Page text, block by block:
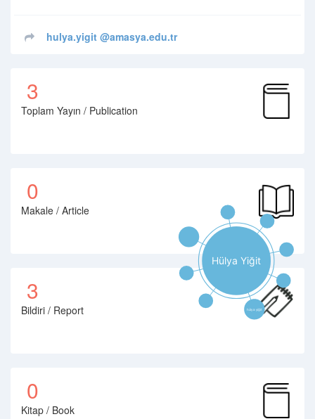
hulya.yigit @amasya.edu.tr
3
Toplam Yayın / Publication
0
Makale / Article
3
Bildiri / Report
0
Kitap / Book